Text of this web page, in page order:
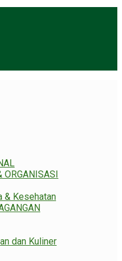
ORGANISASI
& Kesehatan
dan Kuliner